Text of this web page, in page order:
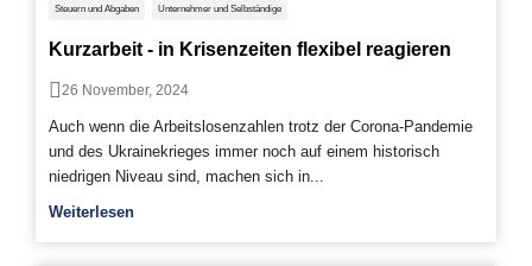
Steuern und Abgaben Unternehmer und Selbständige
Kurzarbeit - in Krisenzeiten flexibel reagieren
26 November, 2024
Auch wenn die Arbeitslosenzahlen trotz der Corona-Pandemie
und des Ukrainekrieges immer noch auf einem historisch
niedrigen Niveau sind, machen sich in...
Weiterlesen